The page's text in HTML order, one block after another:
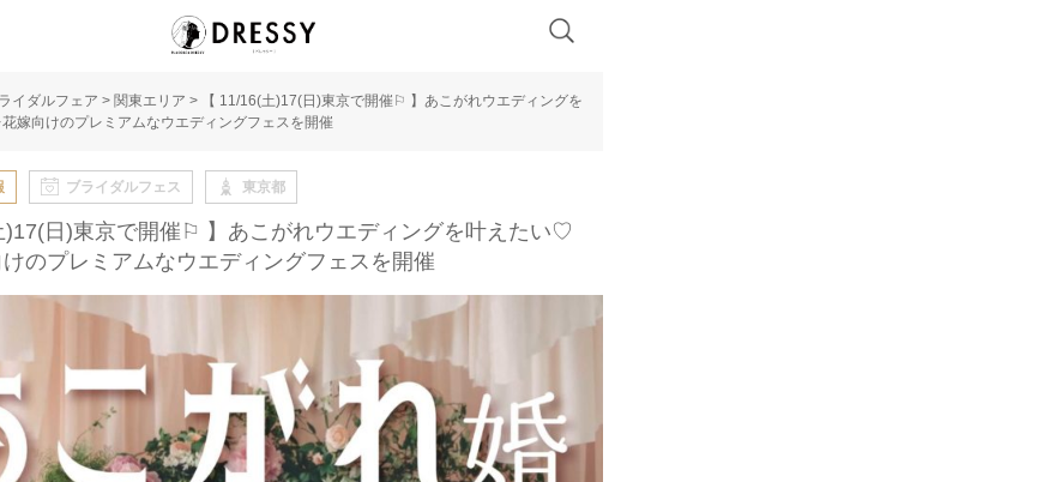
イダルフェア > 関東エリア >
【 11/16(土)17(日)東京で開催⚐ 】あこがれウエディングを
嫁向けのプレミアムなウエディングフェスを開催
ブライダルフェス 東京都
)17(日)東京で開催⚐ 】あこがれウエディングを叶えたい♡
のプレミアムなウエディングフェスを開催